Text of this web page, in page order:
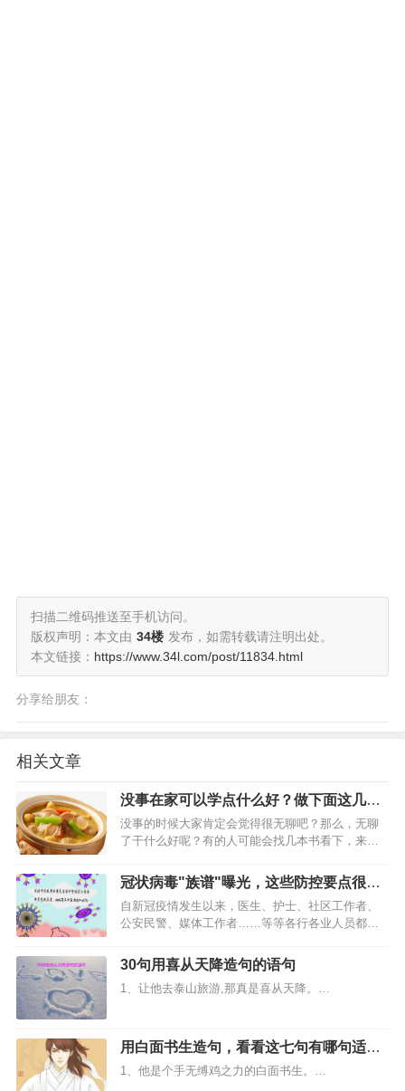
扫描二维码推送至手机访问。
版权声明：本文由 34楼 发布，如需转载请注明出处。
本文链接： https://www.34l.com/post/11834.html
分享给朋友：
相关文章
没事在家可以学点什么好？做下面这几种
可以提升自己又能充实自己
没事的时候大家肯定会觉得很无聊吧？那么，无聊
了干什么好呢？有的人可能会找几本书看下，来学
间，或者把该洗的衣服洗一下，拿出去自己的被子
晒一下。总之，给自己找活干，充实自己。…
冠状病毒"族谱"曝光，这些防控要点很重
要
自新冠疫情发生以来，医生、护士、社区工作者、
公安民警、媒体工作者……等等各行各业人员都战
链，听从指挥和安排宅在家里。目前，中国疫情防
控走过了最最艰难的时刻，但世界疫情却在极速升
温，“外防输入，内防…
30句用喜从天降造句的语句
1、让他去泰山旅游,那真是喜从天降。…
用白面书生造句，看看这七句有哪句适合
你？
1、他是个手无缚鸡之力的白面书生。…